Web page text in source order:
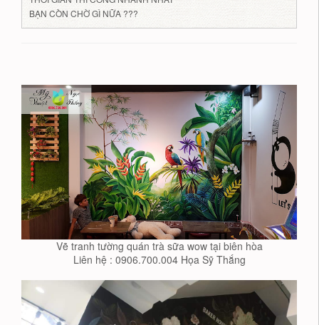
BẠN CÒN CHỜ GÌ NỮA ???
Vẽ tranh tường quán trà sữa wow tại biên hòa
Liên hệ : 0906.700.004 Họa Sỹ Thắng